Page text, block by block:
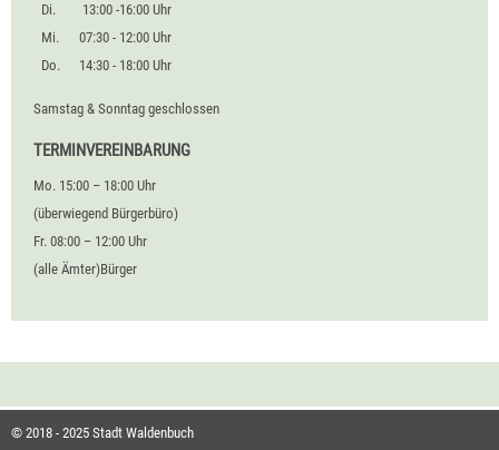
Di.
13:00 -16:00 Uhr
Mi.
07:30 - 12:00 Uhr
Do.
14:30 - 18:00 Uhr
Samstag & Sonntag geschlossen
TERMINVEREINBARUNG
Mo. 15:00 – 18:00 Uhr
(überwiegend Bürgerbüro)
Fr. 08:00 – 12:00 Uhr
(alle Ämter)Bürger
© 2018 - 2025 Stadt Waldenbuch